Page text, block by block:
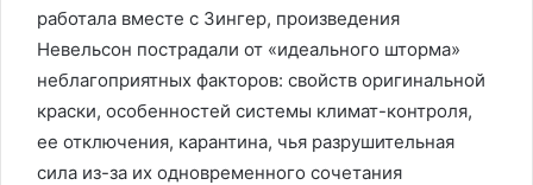
работала вместе с Зингер, произведения
Невельсон пострадали от «идеального шторма»
неблагоприятных факторов: свойств оригинальной
краски, особенностей системы климат-контроля,
ее отключения, карантина, чья разрушительная
сила из-за их одновременного сочетания